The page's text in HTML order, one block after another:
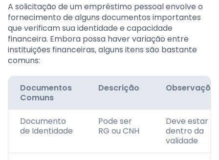
A solicitação de um empréstimo pessoal envolve o
fornecimento de alguns documentos importantes
que verificam sua identidade e capacidade
financeira. Embora possa haver variação entre
instituições financeiras, alguns itens são bastante
comuns:
Documentos
Comuns
Descrição
Documento
de Identidade
Pode ser
RG ou CNH
Deve estar
dentro da
validade